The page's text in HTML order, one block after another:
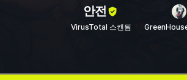
안전
VirusTotal 스캔됨